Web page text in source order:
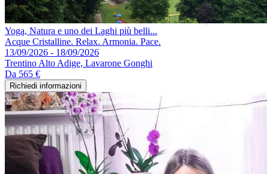
Yoga, Natura e uno dei Laghi più belli...
Acque Cristalline. Relax. Armonia. Pace.
13/09/2026 - 18/09/2026
Trentino Alto Adige, Lavarone Gonghi
Da 565 €
Richiedi informazioni